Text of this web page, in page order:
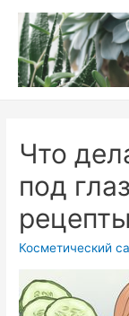
Перейти
содержимому
Что
под
рецепты
Косметический